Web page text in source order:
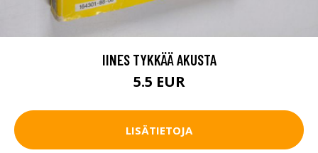
IINES TYKKÄÄ AKUSTA
5.5 EUR
LISÄTIETOJA